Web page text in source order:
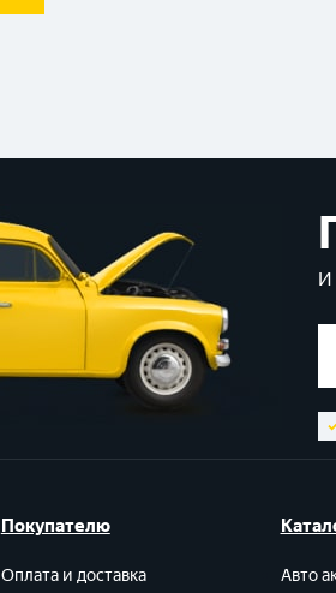
И
Покупателю
Оплата и доставка
Авто